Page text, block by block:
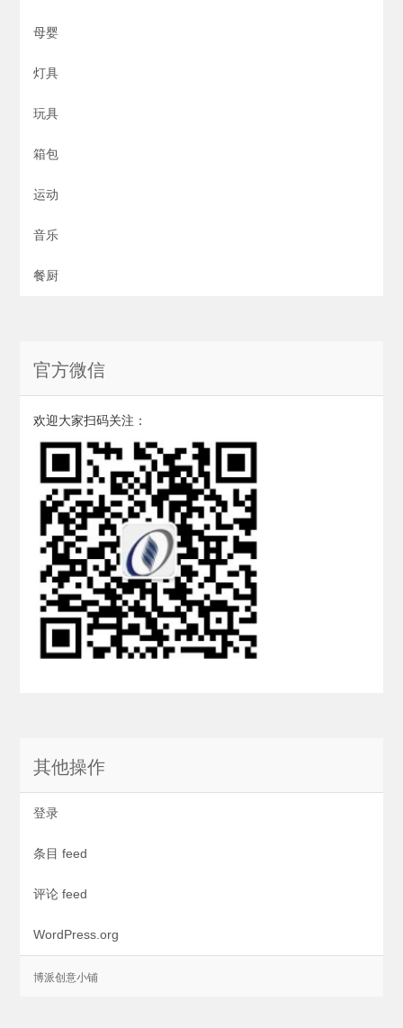
母婴
灯具
玩具
箱包
运动
音乐
餐厨
官方微信
欢迎大家扫码关注：
其他操作
登录
条目 feed
评论 feed
WordPress.org